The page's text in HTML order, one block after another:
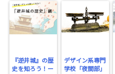
『逆井城』の歴
史を知ろう！ー
デザイン系専門
学校「夜間部」